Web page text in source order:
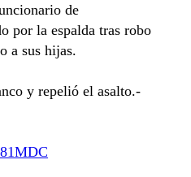
de
por la espalda tras robo
a sus hijas.
y repelió el asalto.-